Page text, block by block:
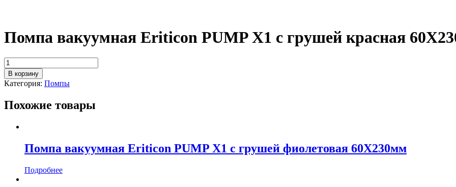
Помпа вакуумная Eriticon PUMP X1 с грушей красная
В корзину
Категория: Помпы
Похожие товары
Помпа вакуумная Eriticon PUMP X1 с грушей фиолетовая 60X230мм
Подробнее